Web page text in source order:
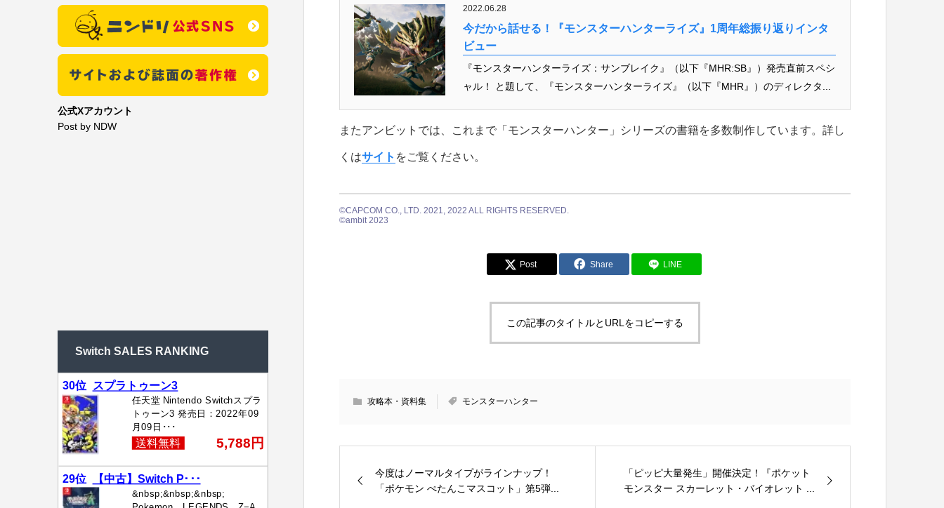
2022.06.28
今だから話せる！『モンスターハンターライズ』1周年総振り返りインタ
ビュー
『モンスターハンターライズ：サンブレイク』（以下『MHR:SB』）発売直前スペシ
ャル！ と題して、『モンスターハンターライズ』（以下『MHR』）のディレクタ...
またアンビットでは、これまで「モンスターハンター」シリーズの書籍を多数制作しています。詳し
くはサイト をご覧ください。
©CAPCOM CO., LTD. 2021, 2022 ALL RIGHTS RESERVED.
©︎ambit 2023
Post Share LINE
この記事のタイトルとURLをコピーする
攻略本・資料集 モンスターハンター
今度はノーマルタイプがラインナップ！
「ポケモン ぺたんこマスコット」第5弾...
「ピッピ大量発生」開催決定！『ポケット
モンスター スカーレット・バイオレット ...
公式Xアカウント
Post by NDW
Switch SALES RANKING